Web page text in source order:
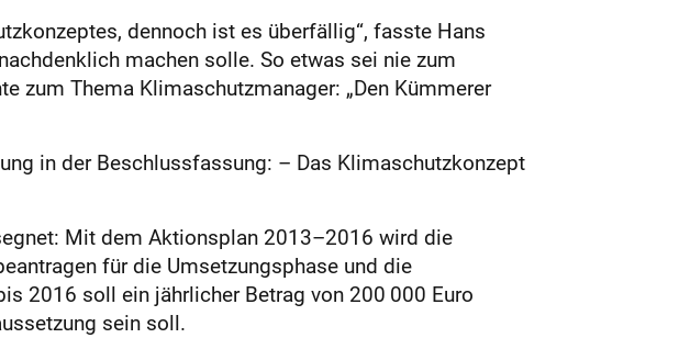
dennoch ist es überfällig“, fasste Hans
machen solle. So etwas sei nie zum
zum Thema Klimaschutzmanager: „Den Kümmerer
in der Beschlussfassung: – Das Klimaschutzkonzept
Mit dem Aktionsplan 2013–2016 wird die
für die Umsetzungsphase und die
2016 soll ein jährlicher Betrag von 200 000 Euro
sein soll.